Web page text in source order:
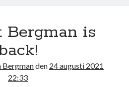
is
Bergmanden 24 augusti 2021
22:33